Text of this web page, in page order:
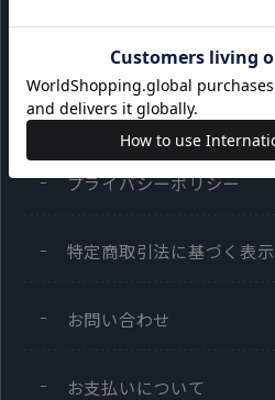
サイト利用規約
会員利用規約
プライバシーポリシー
特定商取引法に基づく表示
お問い合わせ
お支払いについて